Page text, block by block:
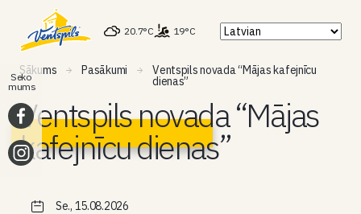
20.7°C 19°C
Sākums Pasākumi Ventspils novada “Mājas kafejnīcu
dienas”
Ventspils novada “Mājas
kafejnīcu dienas”
Se., 15.08.2026
Seko
mums